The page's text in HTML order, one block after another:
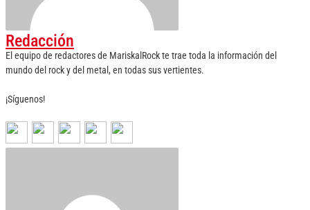
Redacción
El equipo de redactores de MariskalRock te trae toda la información del
mundo del rock y del metal, en todas sus vertientes.
¡Síguenos!